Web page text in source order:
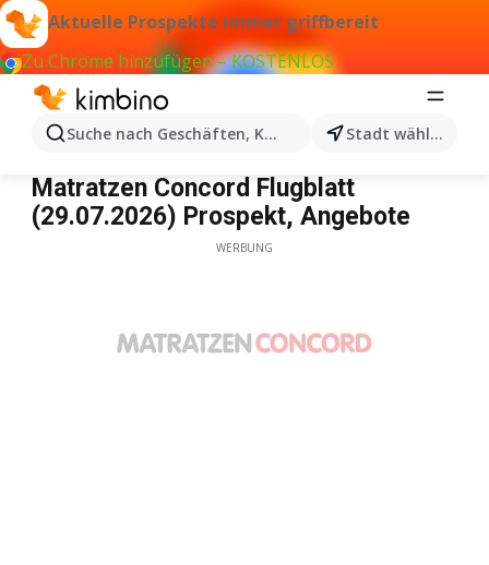
Aktuelle Prospekte immer griffbereit
Zu Chrome hinzufügen – KOSTENLOS
Suche nach Geschäften, Kategorien, Produkten...
Stadt wählen
Matratzen Concord
Matratzen Concord Flugblatt
(29.07.2026) Prospekt, Angebote
WERBUNG